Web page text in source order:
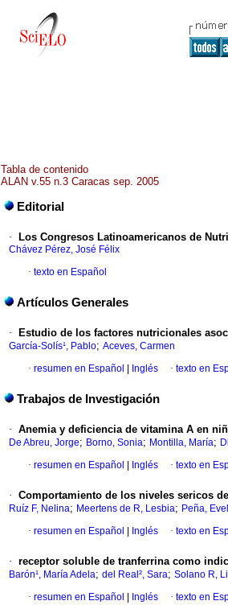
Tabla de contenido
ALAN v.55 n.3 Caracas sep. 2005
Editorial
· Los Congresos Latinoamericanos de
Chávez Pérez, José Félix
· texto en Español
Artículos Generales
· Estudio de los factores nutricionales
García-Solís¹, Pablo; Aceves, Carmen
· resumen en Español Inglés · texto en
Trabajos de Investigación
· Anemia y deficiencia de vitamina A en
De Abreu, Jorge; Borno, Sonia; Montilla, María;
· resumen en Español Inglés · texto en
· Comportamiento de los niveles sericos
Ruíz F, Nelina; Meertens de R, Lesbia; Peña,
· resumen en Español Inglés · texto en
· receptor soluble de tranferrina como
Barón¹, María Adela; del Real², Sara; Solano R,
· resumen en Español Inglés · texto en